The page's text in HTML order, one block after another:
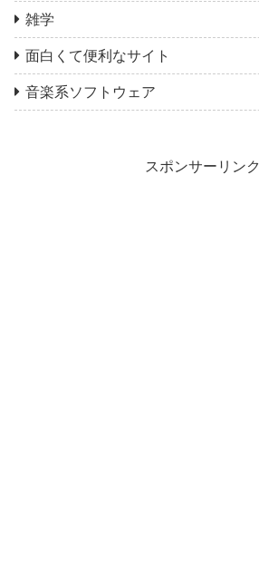
雑学
面白くて便利なサイト
音楽系ソフトウェア
スポンサーリンク